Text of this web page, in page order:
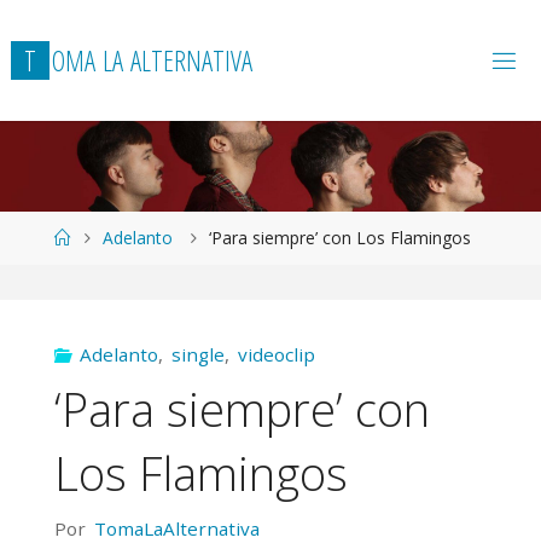
T OMA LAALTERNATIVA
PáginaAdelanto ‘Para siempre’ con Los Flamingos
Adelanto, single, videoclip
‘Para siempre’ con
Los Flamingos
Por TomaLaAlternativa